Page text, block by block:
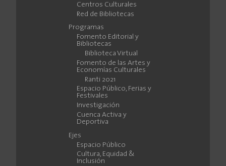
Centros Culturales
Red de Bibliotecas
Programas
Fomento Editorial y
Bibliotecas
Biblioteca Virtual
Fomento de las Artes y
Economías Culturales
Ranti 2021
Espacio Público, Ferias y
Festivales
Investigación
Cuenca Activa y
Deportiva
Ejes
Espacio Público
Cultura, Equidad &
Inclusión